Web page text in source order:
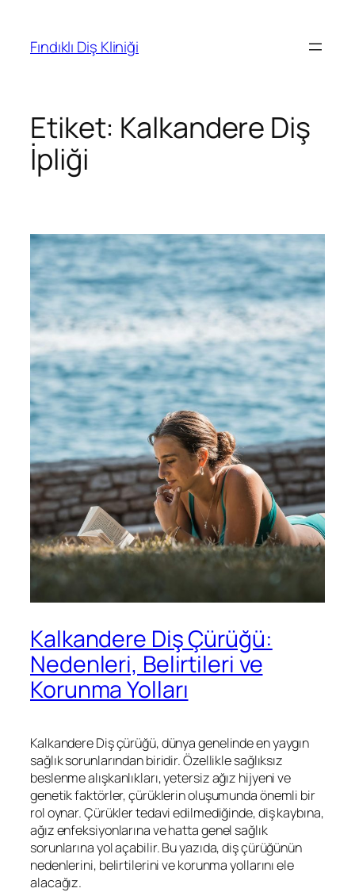
Fındıklı Diş Kliniği
Etiket: Kalkandere Diş
İpliği
Kalkandere Diş Çürüğü:
Nedenleri, Belirtileri ve
Korunma Yolları
Kalkandere Diş çürüğü, dünya genelinde en yaygın
sağlık sorunlarından biridir. Özellikle sağlıksız
beslenme alışkanlıkları, yetersiz ağız hijyeni ve
genetik faktörler, çürüklerin oluşumunda önemli bir
rol oynar. Çürükler tedavi edilmediğinde, diş kaybına,
ağız enfeksiyonlarına ve hatta genel sağlık
sorunlarına yol açabilir. Bu yazıda, diş çürüğünün
nedenlerini, belirtilerini ve korunma yollarını ele
alacağız.